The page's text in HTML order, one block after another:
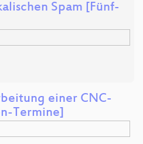
Spam [Fünf-
einer CNC-
Termine]